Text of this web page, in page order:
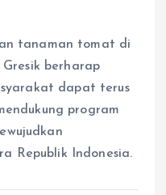
tanaman tomat di
berharap
dapat terus
program
Republik Indonesia.